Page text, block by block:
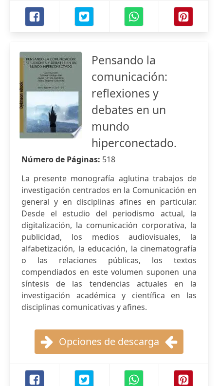
Pensando la
comunicación:
reflexiones y
debates en un
mundo
hiperconectado.
Número de Páginas: 518
La presente monografía aglutina trabajos de
investigación centrados en la Comunicación en
general y en disciplinas afines en particular.
Desde el estudio del periodismo actual, la
digitalización, la comunicación corporativa, la
publicidad, los medios audiovisuales, la
alfabetización, la educación, la cinematografía
o las relaciones públicas, los textos
compendiados en este volumen suponen una
síntesis de las tendencias actuales en la
investigación académica y científica en las
disciplinas comunicativas y afines.
Opciones de descarga